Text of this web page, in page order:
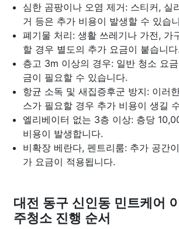
심한 곰팡이나 오염 제거: 스티커, 실
거 등은 추가 비용이 발생할 수 있습
폐기물 처리: 생활 쓰레기나 가전, 가
할 경우 별도의 추가 요금이 붙습니다.
층고 3m 이상의 경우: 일반 청소 요
금이 필요할 수 있습니다.
항균 소독 및 새집증후군 방지: 이러
스가 필요할 경우 추가 비용이 생길
엘리베이터 없는 3층 이상: 층당
비용이 발생합니다.
비확장 베란다, 펜트리룸: 추가 공간
가 요금이 적용됩니다.
대전 동구 신인동 민트케어
주청소 진행 순서